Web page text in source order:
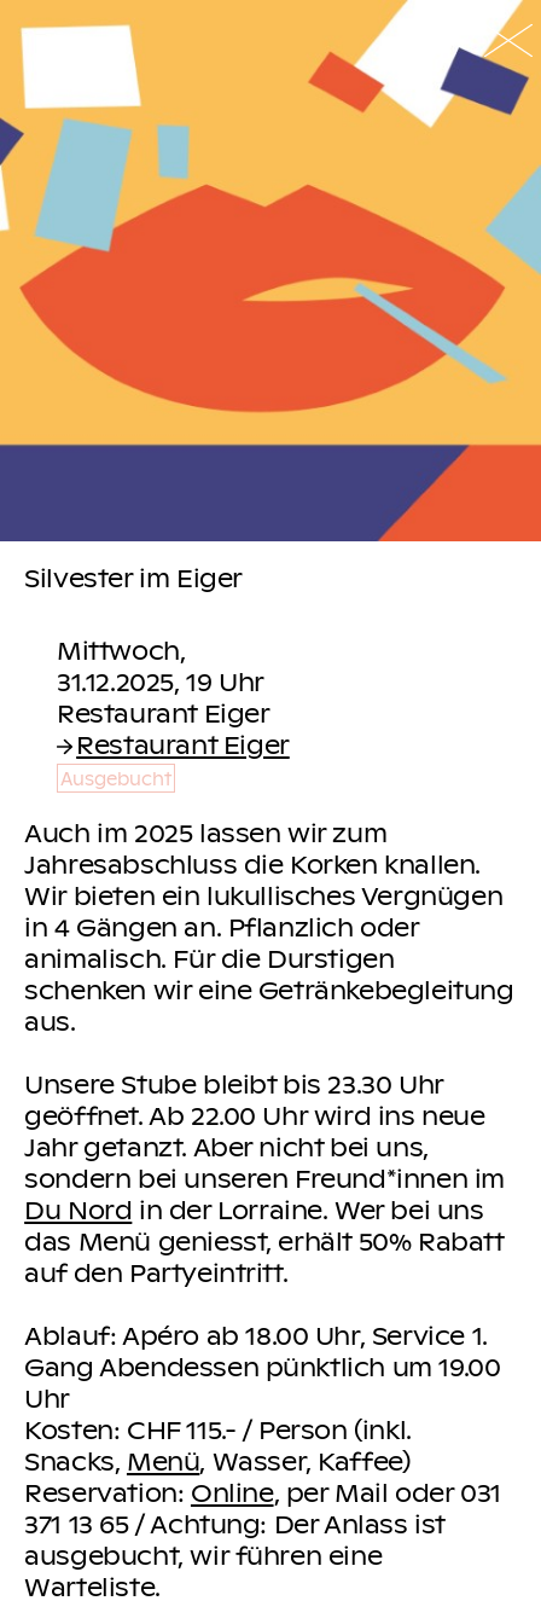
Silvester im Eiger
Mittwoch,
31.12.2025, 19 Uhr
Restaurant Eiger
Restaurant Eiger
Ausgebucht
Auch im 2025 lassen wir zum
Jahresabschluss die Korken knallen.
Wir bieten ein lukullisches Vergnügen
in 4 Gängen an. Pflanzlich oder
animalisch. Für die Durstigen
schenken wir eine Getränkebegleitung
aus.
Unsere Stube bleibt bis 23.30 Uhr
geöffnet. Ab 22.00 Uhr wird ins neue
Jahr getanzt. Aber nicht bei uns,
sondern bei unseren Freund*innen im
Du Nord in der Lorraine. Wer bei uns
das Menü geniesst, erhält 50% Rabatt
auf den Partyeintritt.
Ablauf:Apéro ab 18.00 Uhr, Service 1.
Gang Abendessen pünktlich um 19.00
Uhr
Kosten: CHF 115.- / Person (inkl.
Snacks, Menü, Wasser, Kaffee)
Reservation: Online, per Mail oder 031
371 13 65 / Achtung: Der Anlass ist
ausgebucht, wir führen eine
Warteliste.